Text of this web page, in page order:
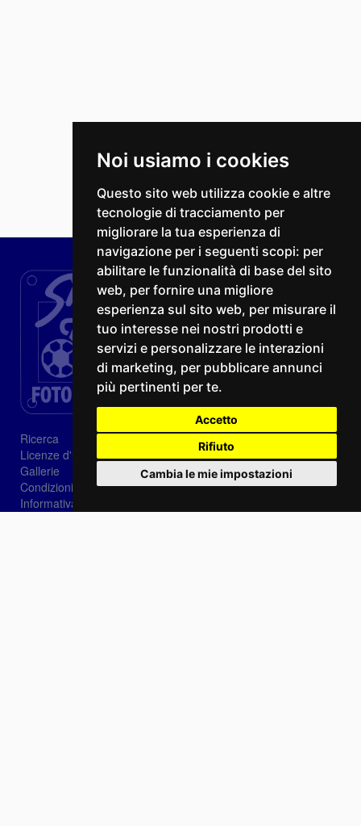
Noi usiamo i cookies
Questo sito web utilizza cookie e altre
tecnologie di tracciamento per
migliorare la tua esperienza di
navigazione per i seguenti scopi: per
abilitare le funzionalità di base del sito
web, per fornire una migliore
esperienza sul sito web, per misurare il
tuo interesse nei nostri prodotti e
servizi e personalizzare le interazioni
di marketing, per pubblicare annunci
più pertinenti per te.
Accetto
Rifiuto
Cambia le mie impostazioni
Ricerca
Licenze d'utilizzo
Gallerie
Condizioni di vendita
Informativa sui Cookie